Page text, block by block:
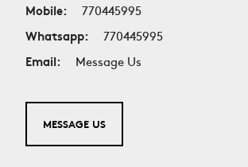
Mobile:
770445995
Whatsapp:
770445995
Email:
Message Us
MESSAGE US